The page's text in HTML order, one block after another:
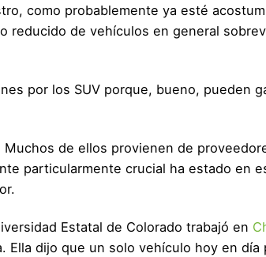
como probablemente ya esté
reducido de vehículos en general
por los SUV porque, bueno, pueden
de ellos provienen de
particularmente crucial ha estado en
Estatal de Colorado trabajó en
Ella dijo que un solo vehículo hoy en día